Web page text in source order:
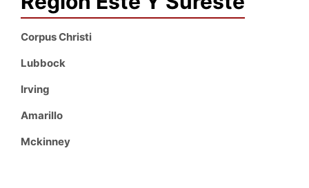
Corpus Christi
Lubbock
Irving
Amarillo
Mckinney